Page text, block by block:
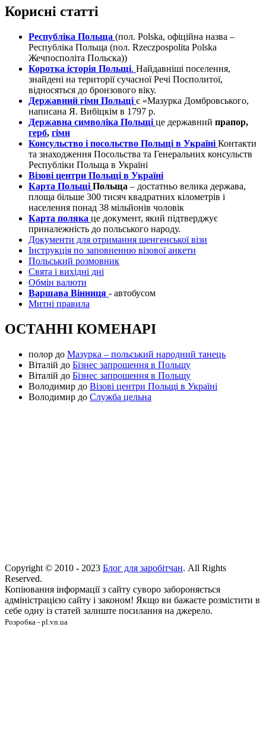
Корисні статті
Республіка Польща (пол. Polska, офіційна назва –
Республіка Польща (пол. Rzeczpospolita Polska
Жечпосполіта Польска))
Коротка історія Польщі. Найдавніші поселення,
знайдені на території сучасної Речі Посполитої,
відносяться до бронзового віку.
Державний гімн Польщі є «Мазурка Домбровського,
написана Я. Вибіцкім в 1797 р.
Державна символіка Польщі це державний прапор,
герб, гімн
Консульство і посольство Польщі в Україні Контакти
та знаходження Посольства та Генеральних консульств
Республіки Польща в Україні
Візові центри Польщі в Україні
Карта Польщі Польща – достатньо велика держава,
площа більше 300 тисяч квадратних кілометрів і
населення понад 38 мільйонів чоловік
Карта поляка це документ, який підтверджує
приналежність до польського народу.
Документи для отримання шенгенської візи
Інструкція по заповненню візової анкети
Польський розмовник
Свята і вихідні дні
Обмін валюти
Варшава Вінниця - автобусом
Митні правила
ОСТАННІ КОМЕНАРІ
полор до Мазурка – польський народний танець
Віталій до Бізнес запрошення в Польщу
Віталій до Бізнес запрошення в Польщу
Володимир до Візові центри Польщі в Україні
Володимир до Служба цельна
Copyright © 2010 - 2023 Блог для заробітчан. All Rights
Reserved.
Копіювання інформації з сайту суворо забороняється
адміністрацією сайту і законом! Якщо ви бажаєте розмістити в
себе одну із статей залиште посилання на джерело.
Розробка - pl.vn.ua